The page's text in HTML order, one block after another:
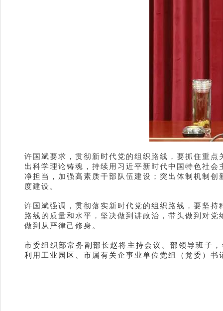
许国斌要求，贯彻新时代党的组织路线，要抓住重
出科学理论铸魂，持续用习近平新时代中国特色社
净担当，加强高素质干部队伍建设；突出体制机制
度建设。
许国斌强调，贯彻落实新时代党的组织路线，要坚
路线的质量和水平，坚决做到讲政治，带头做到对
做到从严律己修身。
市委组织部常务副部长赵将主持会议。部领导班子
利用工业园区、市属有关企事业单位党组（党委）